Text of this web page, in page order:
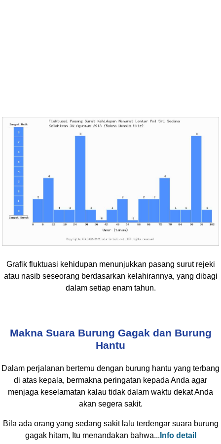
Grafik fluktuasi kehidupan menunjukkan pasang surut rejeki
atau nasib seseorang berdasarkan kelahirannya, yang dibagi
dalam setiap enam tahun.
Makna Suara Burung Gagak dan Burung
Hantu
Dalam perjalanan bertemu dengan burung hantu yang terbang
di atas kepala, bermakna peringatan kepada Anda agar
menjaga keselamatan kalau tidak dalam waktu dekat Anda
akan segera sakit.
Bila ada orang yang sedang sakit lalu terdengar suara burung
gagak hitam, Itu menandakan bahwa... Info detail